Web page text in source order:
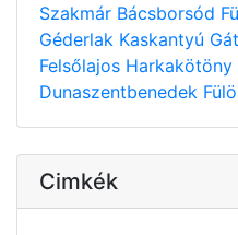
Szakmár Bácsborsód
Géderlak Kaskantyú
Felsőlajos Harkakötöny
Dunaszentbenedek
Cimkék